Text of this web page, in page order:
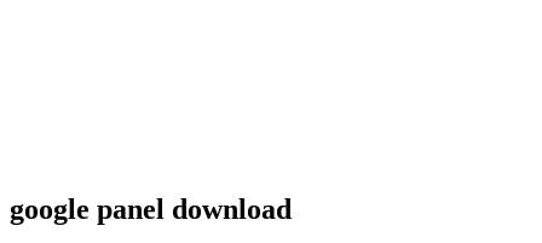
google panel download